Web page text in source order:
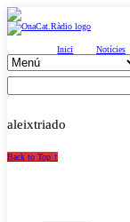
Inici Notícies
aleixtriado
Back to Top ↑